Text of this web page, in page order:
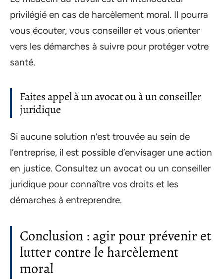
privilégié en cas de harcèlement moral. Il pourra
vous écouter, vous conseiller et vous orienter
vers les démarches à suivre pour protéger votre
santé.
Faites appel à un avocat ou à un conseiller
juridique
Si aucune solution n’est trouvée au sein de
l’entreprise, il est possible d’envisager une action
en justice. Consultez un avocat ou un conseiller
juridique pour connaître vos droits et les
démarches à entreprendre.
Conclusion : agir pour prévenir et
lutter contre le harcèlement
moral